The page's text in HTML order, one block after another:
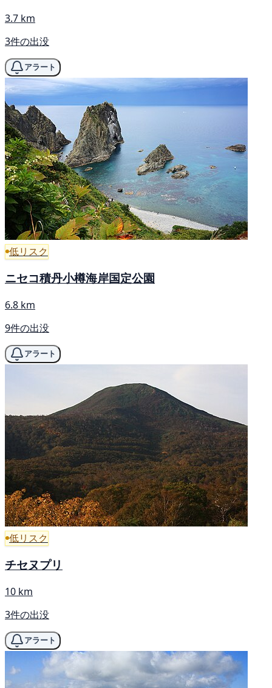
3.7 km
3件の出没
アラート
低リスク
ニセコ積丹小樽海岸国定公園
6.8 km
9件の出没
アラート
低リスク
チセヌプリ
10 km
3件の出没
アラート